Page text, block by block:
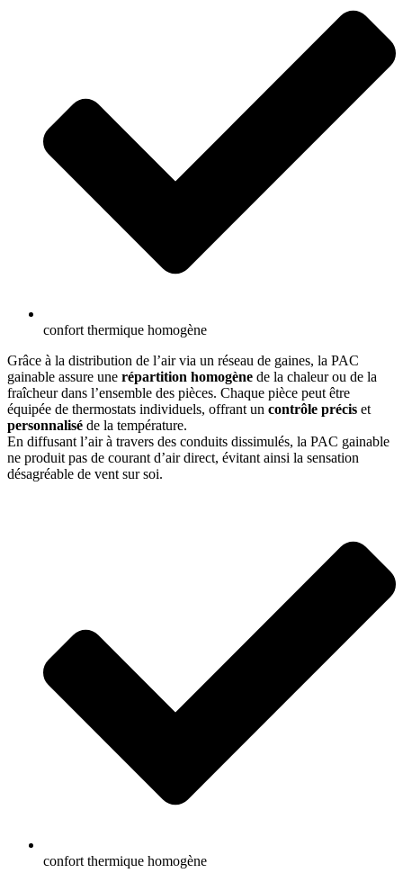
confort thermique homogène
Grâce à la distribution de l’air via un réseau de gaines, la PAC
gainable assure une répartition homogène de la chaleur ou de la
fraîcheur dans l’ensemble des pièces. Chaque pièce peut être
équipée de thermostats individuels, offrant un contrôle précis et
personnalisé de la température.
En diffusant l’air à travers des conduits dissimulés, la PAC gainable
ne produit pas de courant d’air direct, évitant ainsi la sensation
désagréable de vent sur soi.
confort thermique homogène